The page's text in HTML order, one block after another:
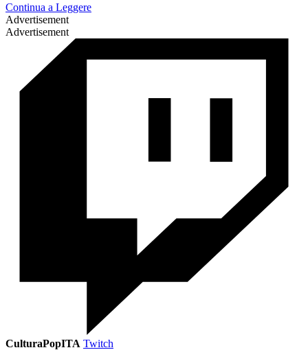
Continua a Leggere
Advertisement
Advertisement
CulturaPopITA Twitch